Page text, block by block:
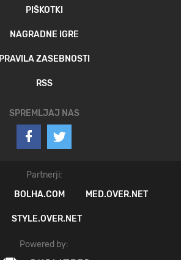
PIŠKOTKI
NAGRADNE IGRE
PRAVILA ZASEBNOSTI
RSS
SPREMLJAJ NAS
Partnerji:
BOLHA.COM MED.OVER.NET
STYLE.OVER.NET
Powered by: